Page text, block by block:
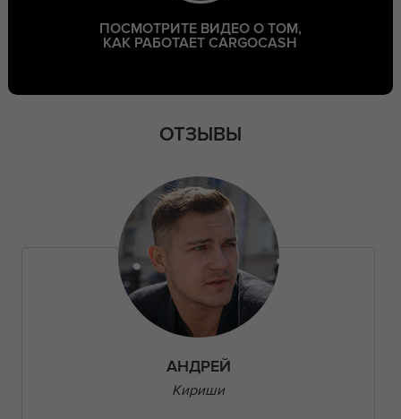
ПОСМОТРИТЕ ВИДЕО О ТОМ,
КАК РАБОТАЕТ CARGOCASH
ОТЗЫВЫ
АНДРЕЙ
Кириши